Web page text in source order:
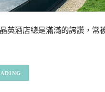
英酒店總是滿滿的誇讚，